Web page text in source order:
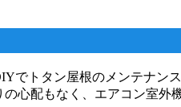
でトタン屋根のメンテナン
心配もなく、エアコン室外